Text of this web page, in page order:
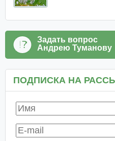
Задать вопрос
Андрею Туманову
ПОДПИСКА НА